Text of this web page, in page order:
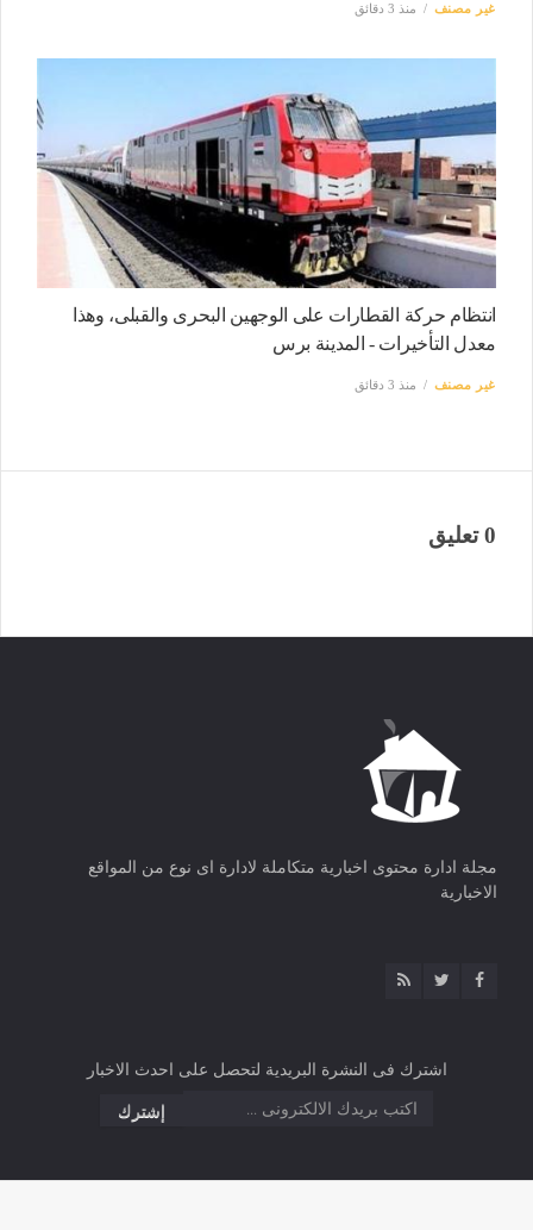
غير مصنف منذ 3 دقائق
انتظام حركة القطارات على الوجهين البحرى والقبلى، وهذا
معدل التأخيرات - المدينة برس
غير مصنف منذ 3 دقائق
0 تعليق
مجلة ادارة محتوى اخبارية متكاملة لادارة اى نوع من المواقع
الاخبارية
اشترك فى النشرة البريدية لتحصل على احدث الاخبار